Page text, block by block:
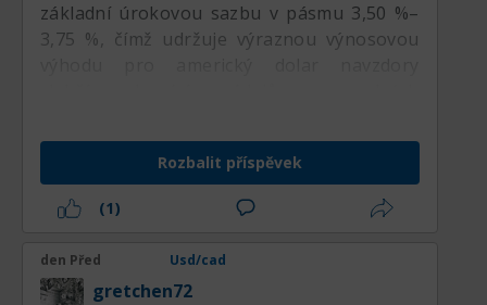
základní úrokovou sazbu v pásmu 3,50 %–
3,75 %, čímž udržuje výraznou výnosovou
indexu PMI ve službách. Naproti tomu Bank
of Canada ponechala svou klíčovou sazbu
beze změny na 2,25 % poté, co meziroční
inflace v Kanadě zpomalila na 2,8 %, což
pod bezprostředním tlakem dalšího
zpřísňování. Současně zůstává kanadský
Rozbalit příspěvek
(1)
den Před Usd/cad
gretchen72